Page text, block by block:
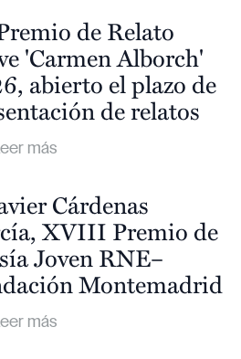
de Relato
'Carmen Alborch'
abierto el plazo de
de relatos
Cárdenas
XVIII Premio de
Joven RNE–
Montemadrid